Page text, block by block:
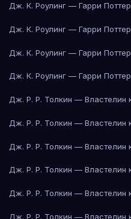
Дж. К. Роулинг — Гарри
Дж. К. Роулинг — Гарри
Дж. К. Роулинг — Гарри
Дж. К. Роулинг — Гарри
Дж. Р. Р. Толкин — Властелин
Дж. Р. Р. Толкин — Властелин
Дж. Р. Р. Толкин — Властелин
Дж. Р. Р. Толкин — Властелин
Дж. Р. Р. Толкин — Властелин
Дж. Р. Р. Толкин — Властелин